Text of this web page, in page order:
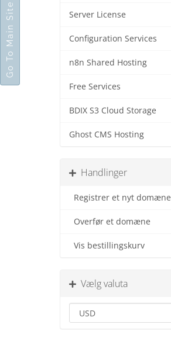
Server License
Configuration Services
n8n Shared Hosting
Free Services
BDIX S3 Cloud Storage
Ghost CMS Hosting
Handlinger
Registrer et nyt domæne
Overfør et domæne
Vis bestillingskurv
Vælg valuta
Go To Main Site